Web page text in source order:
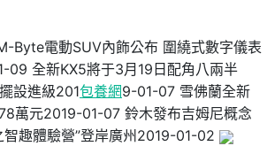
Byte電動SUV內飾公布 圍繞式數字儀表
全新KX5將于3月19日配角八兩半
設進級201包養網9-01-07 雪佛蘭全新
萬元2019-01-07 鈴木發布吉姆尼概念
趣體驗營”登岸廣州2019-01-02